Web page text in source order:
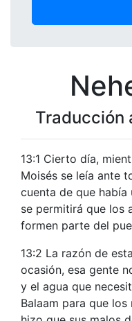
Traducción
13:1 Cierto día,
Moisés se leía ante
cuenta de que había
se permitirá que los
formen parte del
13:2 La razón de
ocasión, esa gente
y el agua que
Balaam para que